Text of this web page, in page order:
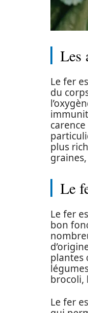
Les
Le fer
du
plus
Le
Le fer
bon
plantes
brocoli,
Le fer